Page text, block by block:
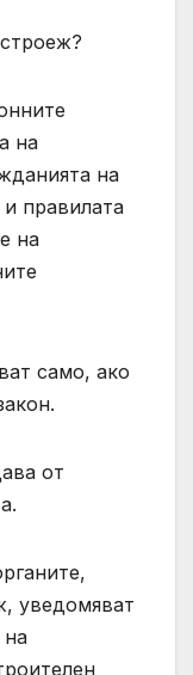
на
на
правилата
на
само, ако
от
уведомяват
на